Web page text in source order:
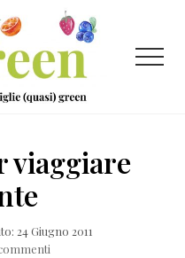
Menu
viaggiare
24 Giugno 2011